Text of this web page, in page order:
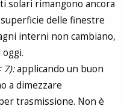
solari rimangono ancora
delle finestre
interni non cambiano,
7):applicando un buon
a dimezzare
trasmissione. Non è